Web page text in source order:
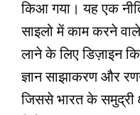
किआ गया। यह एक
साइलो में काम करने
लाने के लिए डिज़ाइन
ज्ञान साझाकरण और
जिससे भारत के समुद्री